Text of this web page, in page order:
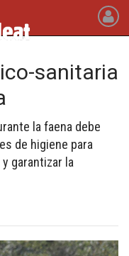
sanitaria
la faena debe
de higiene para
garantizar la